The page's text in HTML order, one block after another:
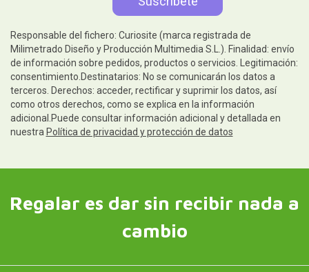
Responsable del fichero: Curiosite (marca registrada de
Milimetrado Diseño y Producción Multimedia S.L.). Finalidad: envío
de información sobre pedidos, productos o servicios. Legitimación:
consentimiento.Destinatarios: No se comunicarán los datos a
terceros. Derechos: acceder, rectificar y suprimir los datos, así
como otros derechos, como se explica en la información
adicional.Puede consultar información adicional y detallada en
nuestra Política de privacidad y protección de datos
Regalar es dar sin recibir nada a
cambio